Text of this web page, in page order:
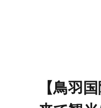
【鳥羽